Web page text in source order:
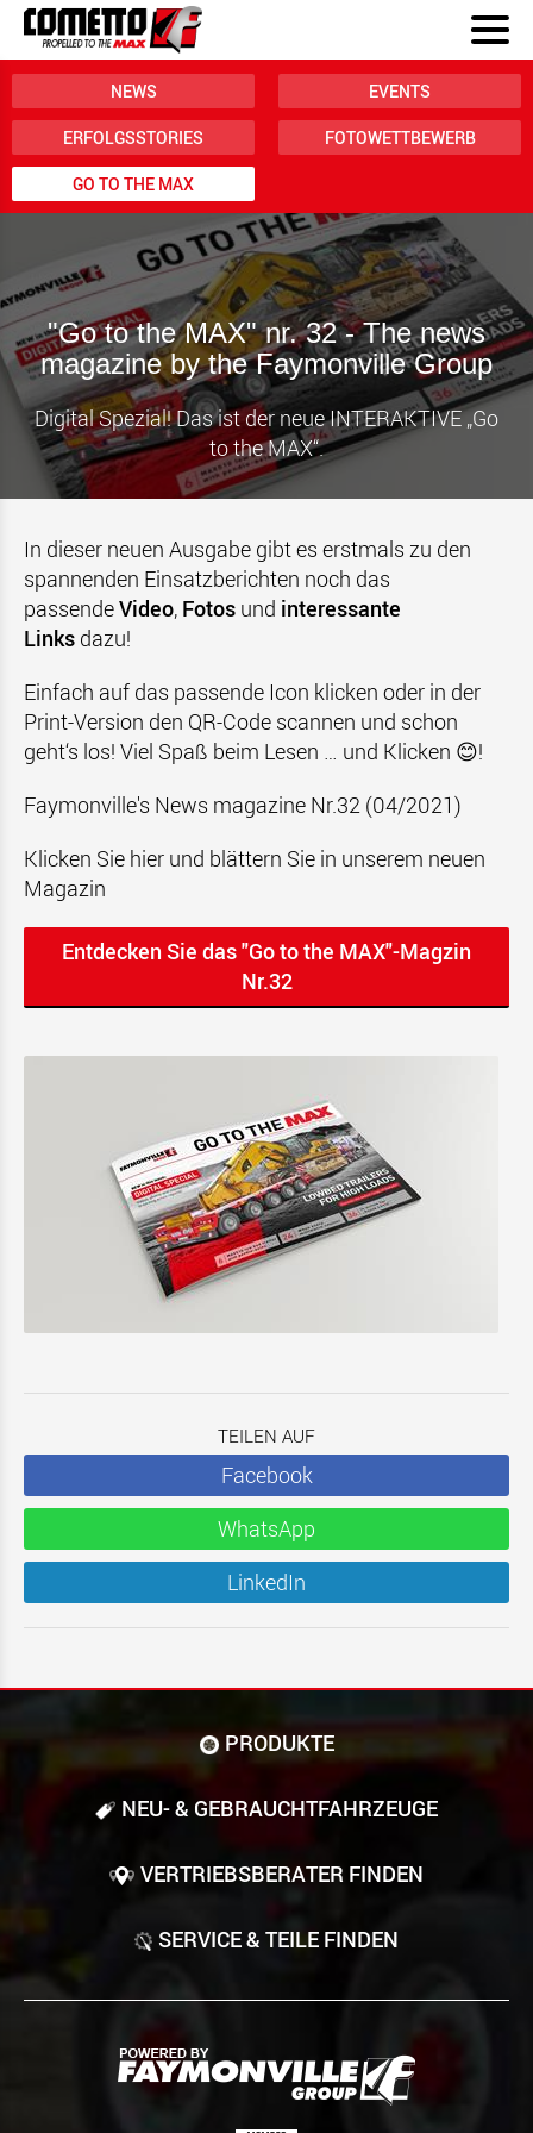
NEWS EVENTS
ERFOLGSSTORIES FOTOWETTBEWERB
GO TO THE MAX
"Go to the MAX" nr. 32 - The news
magazine by the Faymonville Group
Digital Spezial! Das ist der neue INTERAKTIVE „Go
to the MAX“.
In dieser neuen Ausgabe gibt es erstmals zu den
spannenden Einsatzberichten noch das
passendeVideo, Fotos und interessante
Links dazu!
Einfach auf das passende Icon klicken oder in der
Print-Version den QR-Code scannen und schon
geht‘s los! Viel Spaß beim Lesen … und Klicken 😊!
Faymonville's News magazine Nr.32 (04/2021)
Klicken Sie hier und blättern Sie in unserem neuen
Magazin
Entdecken Sie das "Go to the MAX"-Magzin
Nr.32
TEILEN AUF
Facebook
WhatsApp
LinkedIn
PRODUKTE
NEU- & GEBRAUCHT­FAHRZEUGE
VERTRIEBSBERATER FINDEN
SERVICE & TEILE FINDEN